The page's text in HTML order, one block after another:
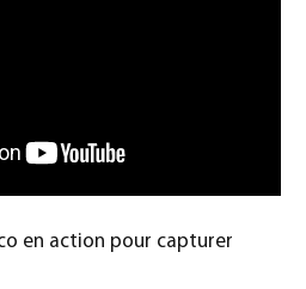
en action pour capturer